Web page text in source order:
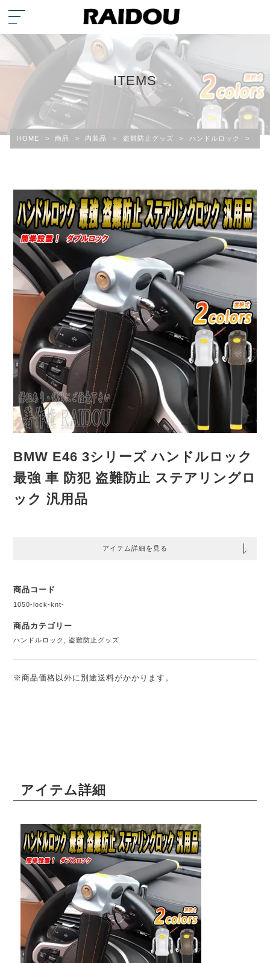
ITEMS
HOME > 商品 > 内装品 > 盗難防止グッズ > ハンドルロック >
BMW E46 3シリーズ ハンドルロック
最強 車 防犯 盗難防止 ステアリングロ
ック 汎用品
アイテム詳細を見る
商品コード
1050-lock-knt-
商品カテゴリー
ハンドルロック ,盗難防止グッズ
※商品価格以外に別途送料がかかります。
アイテム詳細